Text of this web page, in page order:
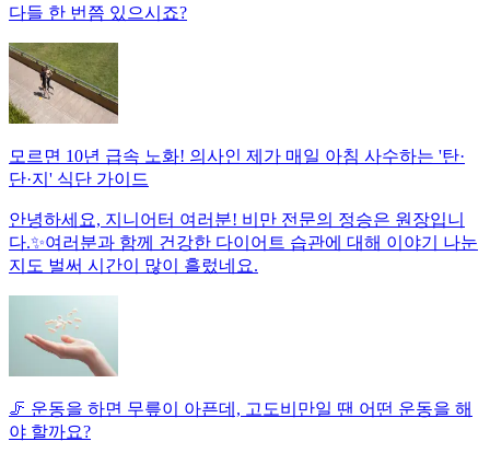
다들 한 번쯤 있으시죠?
모르면 10년 급속 노화! 의사인 제가 매일 아침 사수하는 '탄·
단·지' 식단 가이드
안녕하세요, 지니어터 여러분! 비만 전문의 정승은 원장입니
다.✨여러분과 함께 건강한 다이어트 습관에 대해 이야기 나눈
지도 벌써 시간이 많이 흘렀네요.
🦵 운동을 하면 무릎이 아픈데, 고도비만일 땐 어떤 운동을 해
야 할까요?